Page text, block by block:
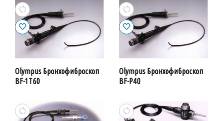
Olympus Бронхофиброскоп
BF-1T60
Olympus Бронхофиброскоп
BF-P40